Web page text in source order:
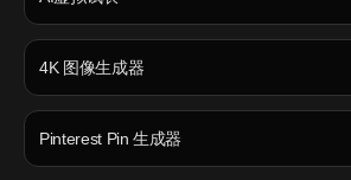
4K 图像生成器
Pinterest Pin 生成器